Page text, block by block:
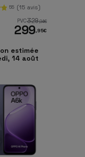
55 (15 avis)
PVC329,94€
299,95€
estimée
14 août